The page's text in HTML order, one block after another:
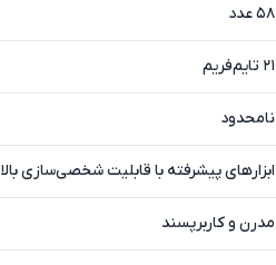
۵۸ عدد
۲۱ تایم‌فریم
نامحدود
ابزارهای پیشرفته با قابلیت شخصی‌سازی بالا
مدرن و کاربرپسند